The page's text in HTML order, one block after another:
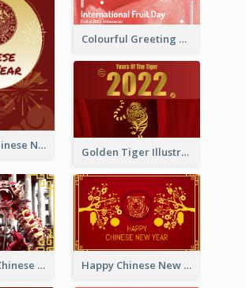
Fireworks Chinese New Year Greeting Card
Colourful Greeting Card For International Fruit Day 2021
Golden Tiger Illustration Chinese New Year Greeting Card
2022 Happy Chinese New Year Greeting Card With Photo Happy Chinese New Year Greeting Card With Chinese Tree Illustration